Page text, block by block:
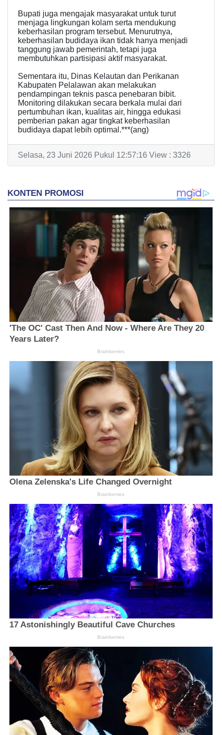
Bupati juga mengajak masyarakat untuk turut
menjaga lingkungan kolam serta mendukung
keberhasilan program tersebut. Menurutnya,
keberhasilan budidaya ikan tidak hanya menjadi
tanggung jawab pemerintah, tetapi juga
membutuhkan partisipasi aktif masyarakat.
Sementara itu, Dinas Kelautan dan Perikanan
Kabupaten Pelalawan akan melakukan
pendampingan teknis pasca penebaran bibit.
Monitoring dilakukan secara berkala mulai dari
pertumbuhan ikan, kualitas air, hingga edukasi
pemberian pakan agar tingkat keberhasilan
budidaya dapat lebih optimal.***(ang)
Selasa, 23 Juni 2026 Pukul 12:57:16 View : 3326